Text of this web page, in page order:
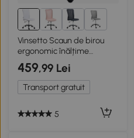
2+
Vinsetto Scaun de birou
ergonomic înălțime
reglabilă picior cromat
pivotant 360°
îmbrăcăminte plasă albă
459,99 Lei
Transport gratuit
5